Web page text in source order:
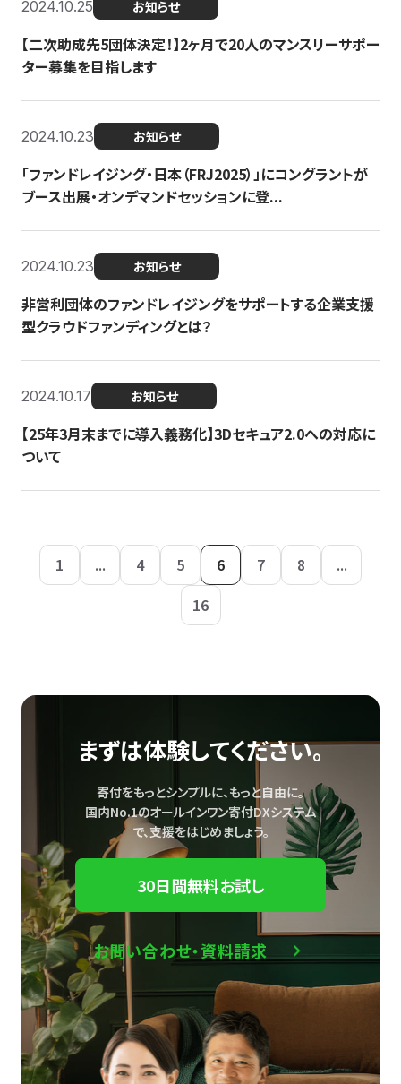
2024.10.25 お知らせ
【二次助成先5団体決定！】2ヶ月で20人のマンスリーサポー
ター募集を目指します
2024.10.23 お知らせ
「ファンドレイジング・日本（FRJ2025）」にコングラントが
ブース出展・オンデマンドセッションに登...
2024.10.23 お知らせ
非営利団体のファンドレイジングをサポートする企業支援
型クラウドファンディングとは？
2024.10.17 お知らせ
【25年3月末までに導入義務化】3Dセキュア2.0への対応に
ついて
1 ... 4 5 6 7 8
...
16
まずは体験してください。
寄付をもっとシンプルに、もっと自由に。
国内No.1のオールインワン寄付DXシステム
で、支援をはじめましょう。
30日間無料お試し
お問い合わせ・資料請求